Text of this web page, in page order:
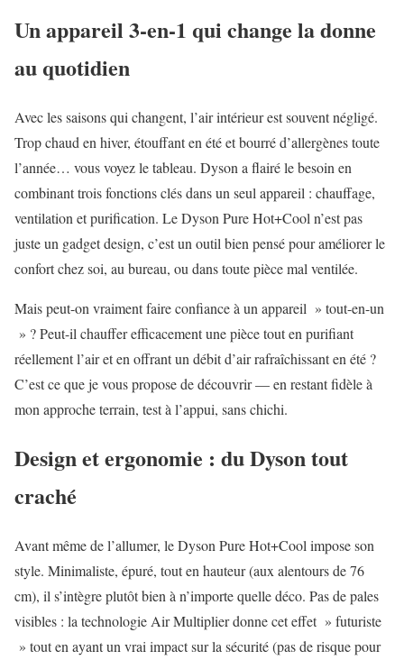
Un appareil 3-en-1 qui change la donne
au quotidien
Avec les saisons qui changent, l’air intérieur est souvent négligé.
Trop chaud en hiver, étouffant en été et bourré d’allergènes toute
l’année… vous voyez le tableau. Dyson a flairé le besoin en
combinant trois fonctions clés dans un seul appareil : chauffage,
ventilation et purification. Le Dyson Pure Hot+Cool n’est pas
juste un gadget design, c’est un outil bien pensé pour améliorer le
confort chez soi, au bureau, ou dans toute pièce mal ventilée.
Mais peut-on vraiment faire confiance à un appareil » tout-en-un
» ? Peut-il chauffer efficacement une pièce tout en purifiant
réellement l’air et en offrant un débit d’air rafraîchissant en été ?
C’est ce que je vous propose de découvrir — en restant fidèle à
mon approche terrain, test à l’appui, sans chichi.
Design et ergonomie : du Dyson tout
craché
Avant même de l’allumer, le Dyson Pure Hot+Cool impose son
style. Minimaliste, épuré, tout en hauteur (aux alentours de 76
cm), il s’intègre plutôt bien à n’importe quelle déco. Pas de pales
visibles : la technologie Air Multiplier donne cet effet » futuriste
» tout en ayant un vrai impact sur la sécurité (pas de risque pour